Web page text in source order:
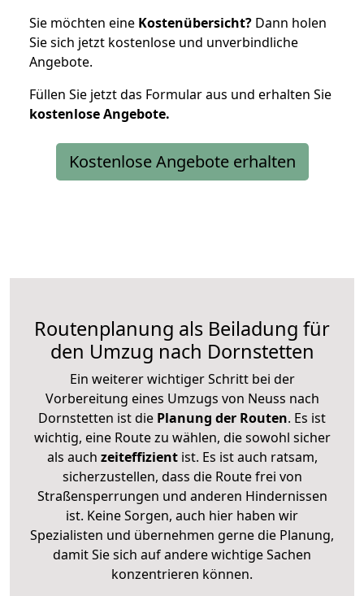
Sie möchten eine Kostenübersicht? Dann holen
Sie sich jetzt kostenlose und unverbindliche
Angebote.
Füllen Sie jetzt das Formular aus und erhalten Sie
kostenloseAngebote.
Kostenlose Angebote erhalten
Routenplanung als Beiladung für
den Umzug nach Dornstetten
Ein weiterer wichtiger Schritt bei der
Vorbereitung eines Umzugs von Neuss nach
Dornstetten ist die Planung der Routen. Es ist
wichtig, eine Route zu wählen, die sowohl sicher
als auch zeiteffizientist. Es ist auch ratsam,
sicherzustellen, dass die Route frei von
Straßensperrungen und anderen Hindernissen
ist. Keine Sorgen, auch hier haben wir
Spezialisten und übernehmen gerne die Planung,
damit Sie sich auf andere wichtige Sachen
konzentrieren können.